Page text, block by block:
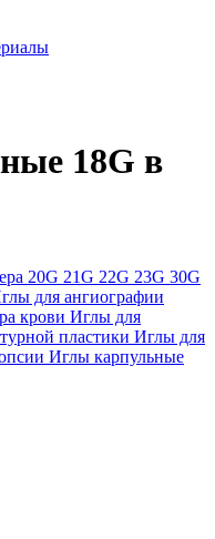
18G в
20G 21G 22G 23G 30G
для ангиографии
крови Иглы для
пластики Иглы для
Иглы карпульные